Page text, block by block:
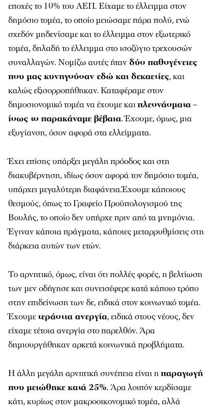
εποχές το 10% του ΑΕΠ. Είχαμε το έλλειμμα στον
δημόσιο τομέα, το οποίο μειώσαμε πάρα πολύ, ενώ
σχεδόν μηδενίσαμε και το έλλειμμα στον εξωτερικό
τομέα, δηλαδή το έλλειμμα στο ισοζύγιο τρεχουσών
συναλλαγών. Νομίζω αυτές ήταν δύο παθογένειες
που μας κυνηγούσαν εδώ και δεκαετίες, και
καλώς εξισορροπήθηκαν. Καταφέραμε στον
δημοσιονομικό τομέα να έχουμε καιπλεονάσματα–
ίσως το παρακάναμε βέβαια. Έχουμε, όμως, μια
εξυγίανση, όσον αφορά στα ελλείμματα.
Έχει επίσης υπάρξει μεγάλη πρόοδος και στη
διακυβέρνηση, ιδίως όσον αφορά τον δημόσιο τομέα,
υπάρχει μεγαλύτερη διαφάνεια.Έχουμε κάποιους
θεσμούς, όπως το Γραφείο Προϋπολογισμού της
Βουλής, το οποίο δεν υπήρχε πριν από τα μνημόνια.
Έγιναν κάποια πράγματα, κάποιες μεταρρυθμίσεις στη
διάρκεια αυτών των ετών.
Το αρνητικό, όμως, είναι ότι πολλές φορές, η βελτίωση
των μεν οδήγησε και συνεισέφερε κατά κάποιο τρόπο
στην επιδείνωση των δε, ειδικά στον κοινωνικό τομέα.
Έχουμε τεράστια ανεργία, ειδικά στους νέους, δεν
είχαμε τέτοια ανεργία στο παρελθόν. Άρα
δημιουργήθηκαν αρκετά κοινωνικά προβλήματα.
Η άλλη μεγάλη αρνητική συνέπεια είναι ηπαραγωγή
που μειώθηκε κατά 25%. Άρα λοιπόν κερδίσαμε
κάτι, κυρίως στον μακροοικονομικό τομέα, αλλά